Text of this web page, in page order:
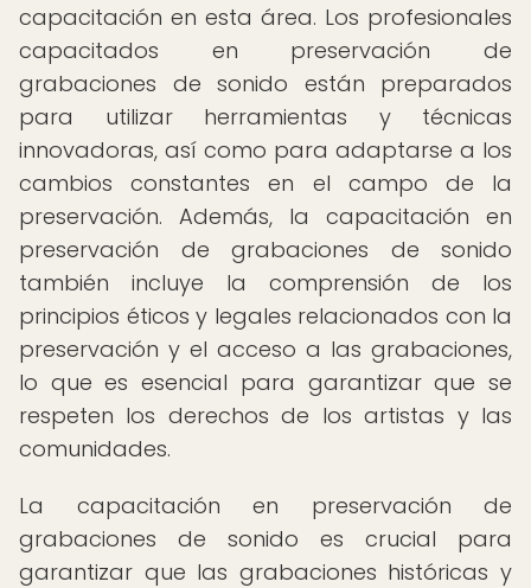
capacitación en esta área. Los profesionales
capacitados en preservación de
grabaciones de sonido están preparados
para utilizar herramientas y técnicas
innovadoras, así como para adaptarse a los
cambios constantes en el campo de la
preservación. Además, la capacitación en
preservación de grabaciones de sonido
también incluye la comprensión de los
principios éticos y legales relacionados con la
preservación y el acceso a las grabaciones,
lo que es esencial para garantizar que se
respeten los derechos de los artistas y las
comunidades.
La capacitación en preservación de
grabaciones de sonido es crucial para
garantizar que las grabaciones históricas y